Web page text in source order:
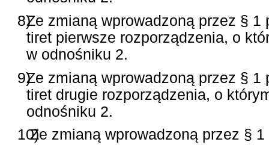
8)Ze zmianą wprowadzoną przez § 1
tiret pierwsze rozporządzenia, o
w odnośniku 2.
9)Ze zmianą wprowadzoną przez § 1
tiret drugie rozporządzenia, o
odnośniku 2.
10)Ze zmianą wprowadzoną przez § 1